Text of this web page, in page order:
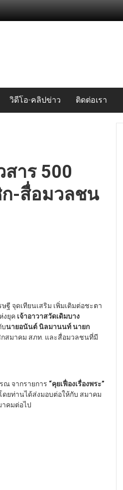
วิดีโอ-คลิปข่าว ติดต่อเรา
าร 500
-สื่อมวลชน
ฐี จุดเทียนเสริม เพิ่มเติมต่อชะตา
งยุค เจ้าอาวาสวัดเดิมบาง
บนายอนันต์ นิลมานนท์ นายก
สมาคม สภท. และสื่อมวลชนที่มี
ณ จากรายการ “คุยเฟื่องเรื่องพระ”
ดยท่านได้ส่งมอบต่อให้กับ สมาคม
าคมต่อไป